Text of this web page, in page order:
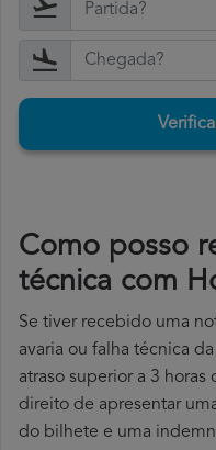
Como posso
técnica com
Se tiver recebido uma
avaria ou falha técnica
atraso superior a 3
direito de apresentar
do bilhete e uma